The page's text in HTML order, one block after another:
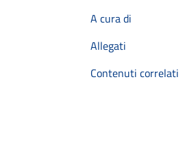
A cura di
Allegati
Contenuti correlati